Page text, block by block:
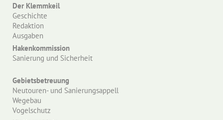
Der Klemmkeil
Geschichte
Redaktion
Ausgaben
Hakenkommission
Sanierung und Sicherheit
Gebietsbetreuung
Neutouren- und Sanierungsappell
Wegebau
Vogelschutz